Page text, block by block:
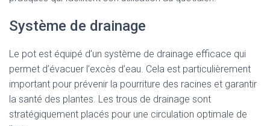
Système de drainage
Le pot est équipé d’un système de drainage efficace qui
permet d’évacuer l’excès d’eau. Cela est particulièrement
important pour prévenir la pourriture des racines et garantir
la santé des plantes. Les trous de drainage sont
stratégiquement placés pour une circulation optimale de